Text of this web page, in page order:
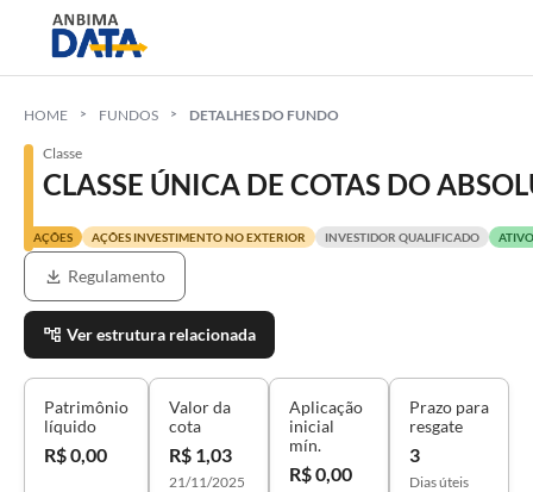
HOME FUNDOS DETALHES DO FUNDO
Classe
CLASSE ÚNICA DE COTAS DO
AÇÕES AÇÕES INVESTIMENTO NO EXTERIOR INVESTIDOR QUALIFICADO ATIVO
Regulamento
Ver estrutura relacionada
Patrimônio
líquido
R$ 0,00
Valor da
cota
R$ 1,03
21/11/2025
Aplicação
inicial
mín.
R$ 0,00
Prazo para
resgate
3
Dias úteis